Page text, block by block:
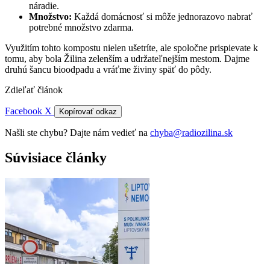
náradie.
Množstvo: Každá domácnosť si môže jednorazovo nabrať
potrebné množstvo zdarma.
Využitím tohto kompostu nielen ušetríte, ale spoločne prispievate k
tomu, aby bola Žilina zelenším a udržateľnejším mestom. Dajme
druhú šancu bioodpadu a vráťme živiny späť do pôdy.
Zdieľať článok
Facebook X Kopírovať odkaz
Našli ste chybu? Dajte nám vedieť na chyba@radiozilina.sk
Súvisiace články